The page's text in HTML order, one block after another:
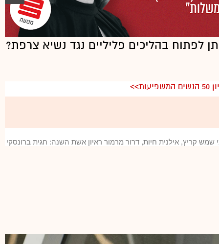
לפתוח בהליכים פליליים נגד נשיא צרפת?
שמש קריץ, אילנית חיות, דרור מרמור ראיון אשת השנה: חגית ברונסקי